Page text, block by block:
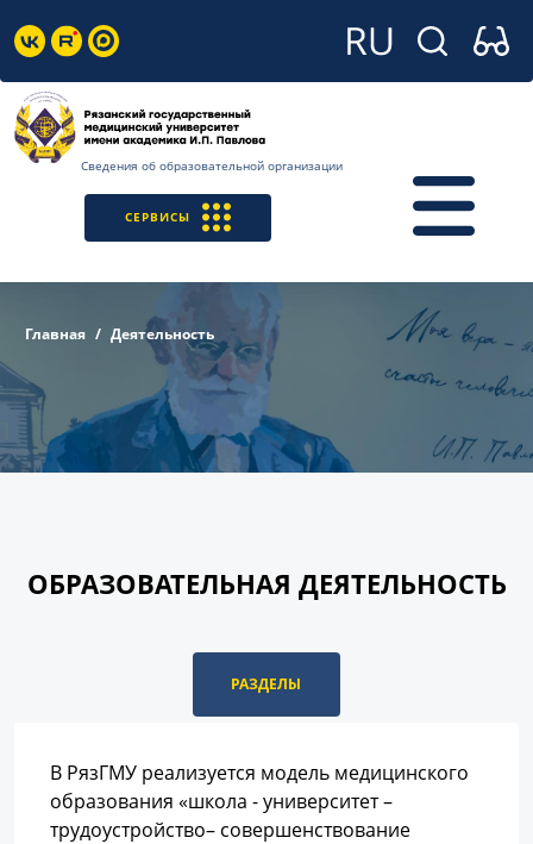
Сведения об образовательной организации
СЕРВИСЫ
Главная Деятельность
ОБРАЗОВАТЕЛЬНАЯ ДЕЯТЕЛЬНОСТЬ
РАЗДЕЛЫ
В РязГМУ реализуется модель медицинского
образования «школа - университет –
трудоустройство– совершенствование